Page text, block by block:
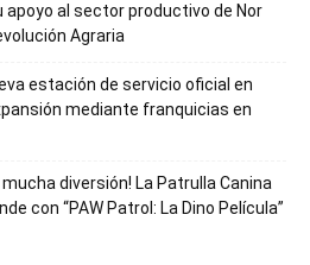
apoyo al sector productivo de Nor
Agraria
estación de servicio oficial en
mediante franquicias en
diversión! La Patrulla Canina
con “PAW Patrol: La Dino Película”